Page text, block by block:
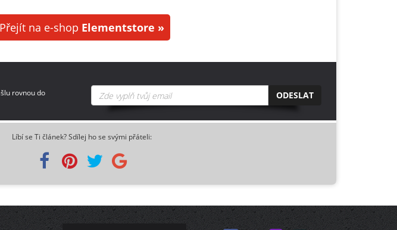
Přejít na e-shop Elementstore »
rovnou do
ODESLAT
Líbí se Ti článek? Sdílej ho se svými přáteli: